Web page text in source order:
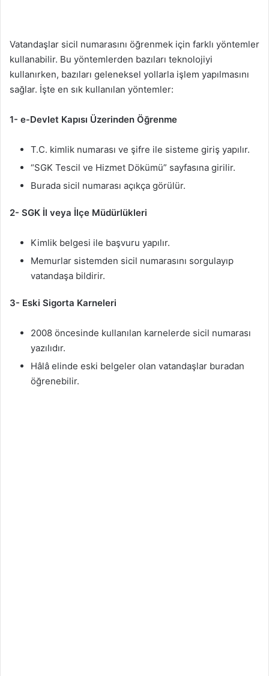
Vatandaşlar sicil numarasını öğrenmek için farklı yöntemler
kullanabilir. Bu yöntemlerden bazıları teknolojiyi
kullanırken, bazıları geleneksel yollarla işlem yapılmasını
sağlar. İşte en sık kullanılan yöntemler:
1- e-Devlet Kapısı Üzerinden Öğrenme
T.C. kimlik numarası ve şifre ile sisteme giriş yapılır.
“SGK Tescil ve Hizmet Dökümü” sayfasına girilir.
Burada sicil numarası açıkça görülür.
2- SGK İl veya İlçe Müdürlükleri
Kimlik belgesi ile başvuru yapılır.
Memurlar sistemden sicil numarasını sorgulayıp
vatandaşa bildirir.
3- Eski Sigorta Karneleri
2008 öncesinde kullanılan karnelerde sicil numarası
yazılıdır.
Hâlâ elinde eski belgeler olan vatandaşlar buradan
öğrenebilir.